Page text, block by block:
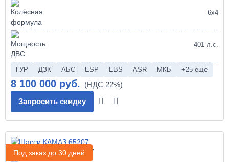
6х4
401 л.с.
ГУР ДЗК АБС ESP EBS ASR МКБ +25 еще
8 100 000 руб.
Запросить скидку
Под заказ до 30 дней
Шасси КАМАЗ 65207